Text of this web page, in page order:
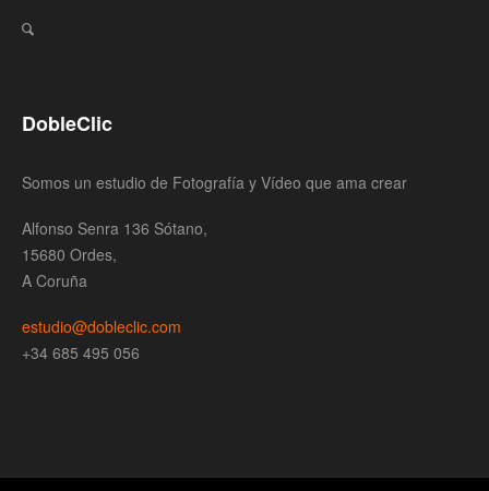
DobleClic
Somos un estudio de Fotografía y Vídeo que ama crear
Alfonso Senra 136 Sótano,
15680 Ordes,
A Coruña
estudio@dobleclic.com
+34 685 495 056